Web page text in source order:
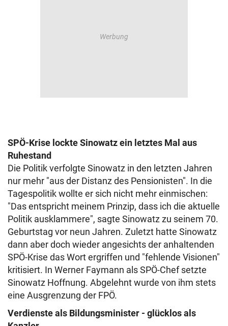
SPÖ-Krise lockte Sinowatz ein letztes Mal aus
Ruhestand
Die Politik verfolgte Sinowatz in den letzten Jahren
nur mehr "aus der Distanz des Pensionisten". In die
Tagespolitik wollte er sich nicht mehr einmischen:
"Das entspricht meinem Prinzip, dass ich die aktuelle
Politik ausklammere", sagte Sinowatz zu seinem 70.
Geburtstag vor neun Jahren. Zuletzt hatte Sinowatz
dann aber doch wieder angesichts der anhaltenden
SPÖ-Krise das Wort ergriffen und "fehlende Visionen"
kritisiert. In Werner Faymann als SPÖ-Chef setzte
Sinowatz Hoffnung. Abgelehnt wurde von ihm stets
eine Ausgrenzung der FPÖ.
Verdienste als Bildungsminister - glücklos als